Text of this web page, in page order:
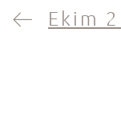
Ekim 2